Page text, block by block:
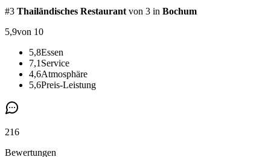
#3 Thailändisches Restaurant von 3 in Bochum
5,9von 10
5,8Essen
7,1 Service
4,6Atmosphäre
5,6Preis-Leistung
216
Bewertungen